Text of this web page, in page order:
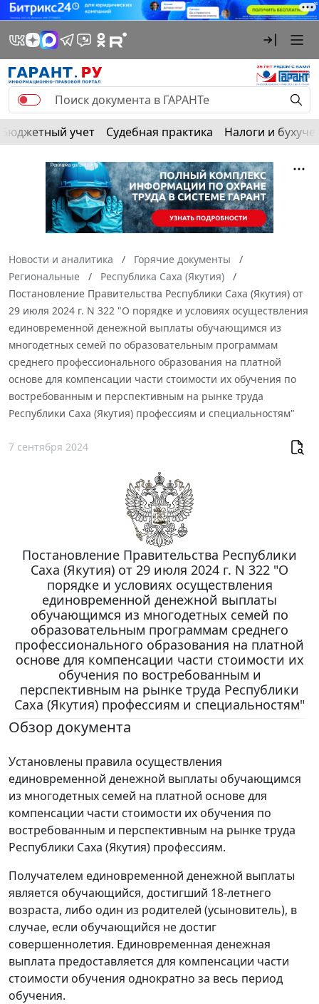
Бюджетный учет Судебная практика Налоги и
Новости и аналитика
Горячие документы
Региональные
Республика Саха (Якутия)
Постановление Правительства Республики Саха (Якутия) от
29 июля 2024 г. N 322 "О порядке и условиях осуществления
единовременной денежной выплаты обучающимся из
многодетных семей по образовательным программам
среднего профессионального образования на платной
основе для компенсации части стоимости их обучения по
востребованным и перспективным на рынке труда
Республики Саха (Якутия) профессиям и специальностям"
7 сентября 2024
Постановление Правительства Республики
Саха (Якутия) от 29 июля 2024 г. N 322 "О
порядке и условиях осуществления
единовременной денежной выплаты
обучающимся из многодетных семей по
образовательным программам среднего
профессионального образования на платной
основе для компенсации части стоимости их
обучения по востребованным и
перспективным на рынке труда Республики
Саха (Якутия) профессиям и специальностям"
Обзор документа
Установлены правила осуществления
единовременной денежной выплаты обучающимся
из многодетных семей на платной основе для
компенсации части стоимости их обучения по
востребованным и перспективным на рынке труда
Республики Саха (Якутия) профессиям.
Получателем единовременной денежной выплаты
является обучающийся, достигший 18-летнего
возраста, либо один из родителей (усыновитель), в
случае, если обучающийся не достиг
совершеннолетия. Единовременная денежная
выплата предоставляется для компенсации части
стоимости обучения однократно за весь период
обучения.